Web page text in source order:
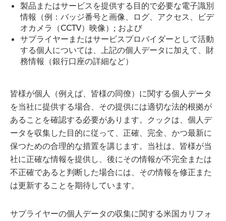
製品またはサービスを提供する目的で必要な電子識別
情報（例：バッジ番号と画像、ログ、アクセス、ビデ
オカメラ（CCTV）映像）; および
サプライヤーまたはサービスプロバイダーとして活動
する個人については、上記の個人データに加えて、財
務情報（銀行口座の詳細など）
皆様が個人（例えば、皆様の同僚）に関する個人データ
を当社に提供する場合、その提供には適切な法的根拠が
あることを確認する必要があります。クックは、個人デ
ータを収集した目的に従って、正確、完全、かつ最新に
保つための合理的な措置を講じます。当社は、皆様が当
社に正確な情報を提供し、後にその情報が不完全または
不正確であると判断した場合には、その情報を修正また
は更新することを期待しています。
サプライヤーの個人データの収集に関する米国カリフォ